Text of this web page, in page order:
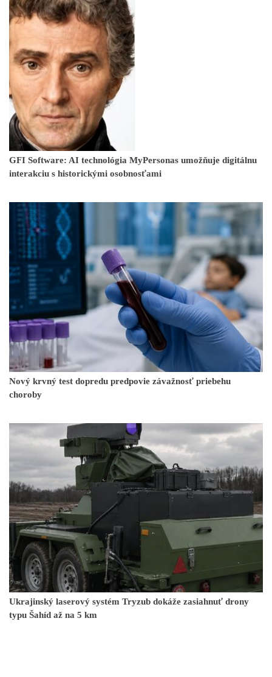
GFI Software: AI technológia MyPersonas umožňuje digitálnu
interakciu s historickými osobnosťami
Nový krvný test dopredu predpovie závažnosť priebehu
choroby
Ukrajinský laserový systém Tryzub dokáže zasiahnuť drony
typu Šahíd až na 5 km